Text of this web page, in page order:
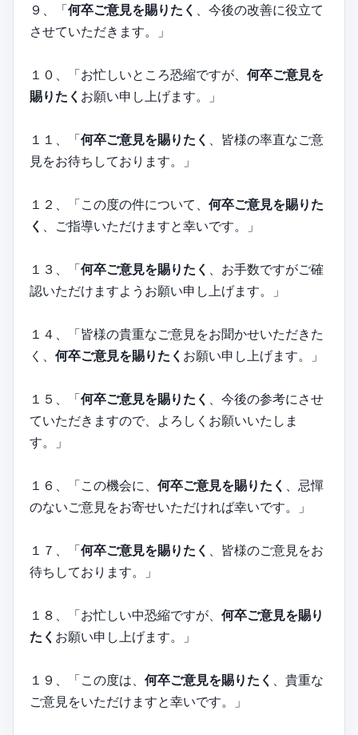
９、「何卒ご意見を賜りたく
、今後の改善に役立て
させていただきます。」
１０、「お忙しいところ恐縮ですが、 何卒ご意見を
賜りたく お願い申し上げます。」
１１、「何卒ご意見を賜りたく
、皆様の率直なご意
見をお待ちしております。」
１２、「この度の件について、 何卒ご意見を賜りた
く
、ご指導いただけますと幸いです。」
１３、「何卒ご意見を賜りたく
、お手数ですがご確
認いただけますようお願い申し上げます。」
１４、「皆様の貴重なご意見をお聞かせいただきた
く、 何卒ご意見を賜りたく お願い申し上げます。」
１５、「何卒ご意見を賜りたく
、今後の参考にさせ
ていただきますので、よろしくお願いいたしま
す。」
１６、「この機会に、 何卒ご意見を賜りたく
、忌憚
のないご意見をお寄せいただければ幸いです。」
１７、「何卒ご意見を賜りたく
、皆様のご意見をお
待ちしております。」
１８、「お忙しい中恐縮ですが、 何卒ご意見を賜り
たく お願い申し上げます。」
１９、「この度は、 何卒ご意見を賜りたく
、貴重な
ご意見をいただけますと幸いです。」